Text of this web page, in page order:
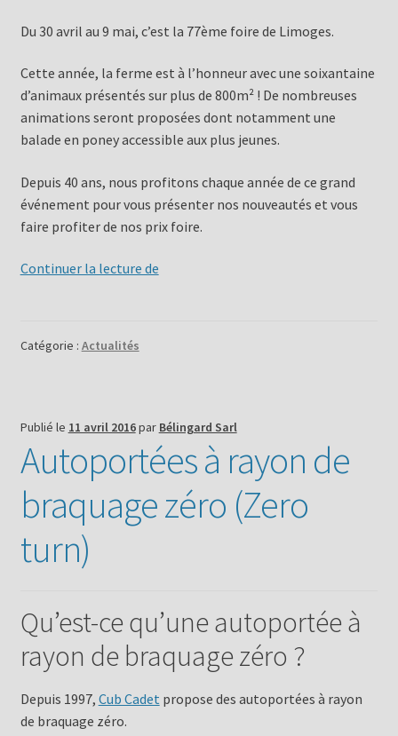
Du 30 avril au 9 mai, c’est la 77ème foire de Limoges.
Cette année, la ferme est à l’honneur avec une soixantaine
d’animaux présentés sur plus de 800m² ! De nombreuses
animations seront proposées dont notamment une
balade en poney accessible aux plus jeunes.
Depuis 40 ans, nous profitons chaque année de ce grand
événement pour vous présenter nos nouveautés et vous
faire profiter de nos prix foire.
Continuer la lecture de77
Catégorie : Actualités
Publié le 11 avril 2016par Bélingard Sarl
Autoportées à rayon de
braquage zéro (Zero
turn)
Qu’est-ce qu’une autoportée à
rayon de braquage zéro ?
Depuis 1997, Cub Cadet propose des autoportées à rayon
de braquage zéro.